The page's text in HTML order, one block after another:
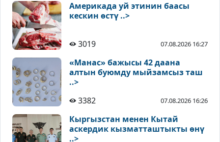
Америкада уй этинин баасы
кескин өстү ..>
3019 07.08.2026 16:27
«Манас» бажысы 42 даана
алтын буюмду мыйзамсыз таш
..>
3382
07.08.2026 16:26
Кыргызстан менен Кытай
аскердик кызматташтыкты өнү
..>